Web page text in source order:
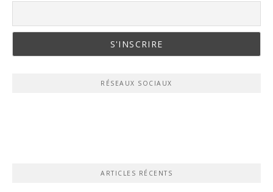
RÉSEAUX SOCIAUX
ARTICLES RÉCENTS